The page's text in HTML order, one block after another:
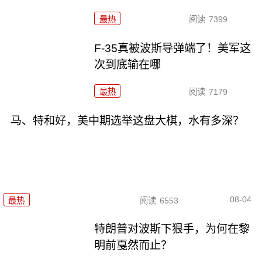
最热 阅读 7399
F-35真被波斯导弹端了！美军这
次到底输在哪
最热 阅读 7179
马、特和好，美中期选举这盘大棋，水有多深？
最热 阅读 6553 08-04
特朗普对波斯下狠手，为何在黎
明前戛然而止？